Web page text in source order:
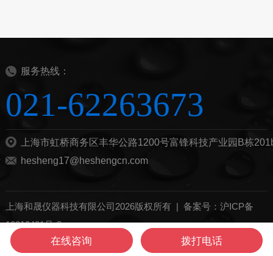
服务热线：
021-62263673
上海市虹桥商务区丰华公路1200号富锋科技产业园B栋
hesheng17@heshengcn.com
上海和晟仪器科技有限公司2026版权所有 | 备案号：沪ICP备
10012421号-8
管理登陆
技术支持： 化工仪器网 sitemap.xml
在线咨询 拨打电话